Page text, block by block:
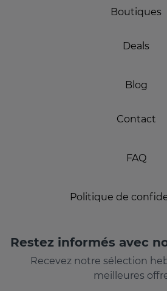
Boutiques
Deals
Blog
Contact
FAQ
Politique de
Restez informés avec
Recevez notre sélection
meilleures